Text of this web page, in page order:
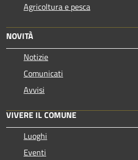
Agricoltura e pesca
NOVITÀ
Notizie
Comunicati
Avvisi
VIVERE IL COMUNE
Luoghi
Eventi